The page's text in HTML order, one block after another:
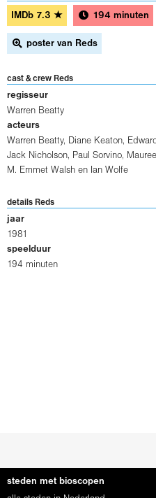
IMDb 7.3 ★ 194 minuten
poster van Reds
cast & crew Reds
regisseur
Warren Beatty
acteurs
Warren Beatty, Diane Keaton,
Jack Nicholson, Paul Sorvino,
M. Emmet Walsh en Ian Wolfe
details Reds
jaar
1981
speelduur
194 minuten
steden met bioscopen